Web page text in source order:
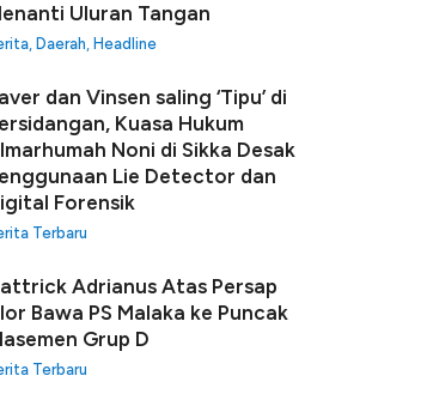
Uluran Tangan
, Daerah, Headline
dan Vinsen saling ‘Tipu’ di
Kuasa Hukum
Noni di Sikka Desak
Lie Detector dan
Forensik
Terbaru
Adrianus Atas Persap
Bawa PS Malaka ke Puncak
Grup D
Terbaru